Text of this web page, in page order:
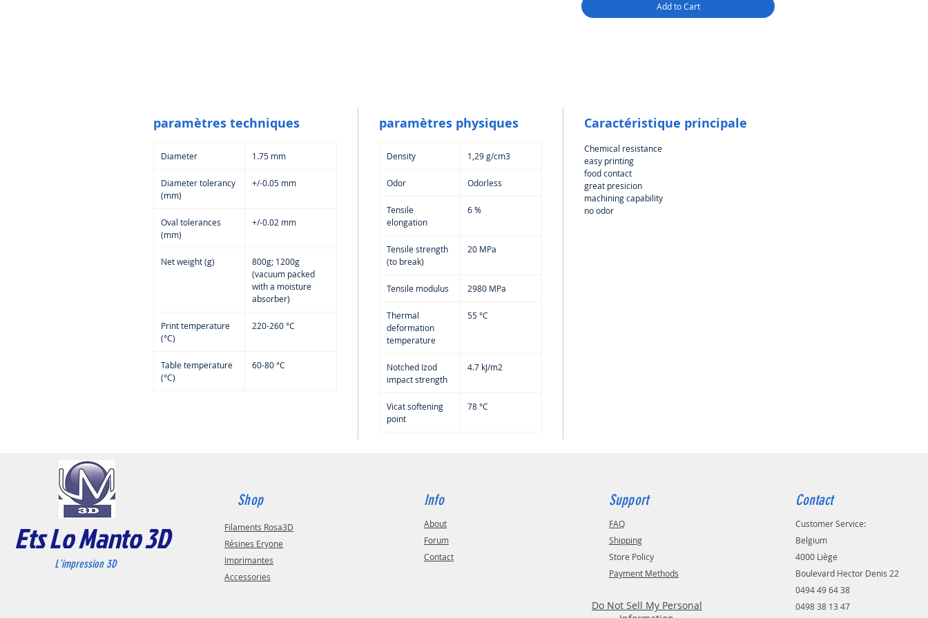
produits qui entrent en contact avec des
Add to Cart
paramètres techniques
Diameter 1.75 mm
Diameter tolerancy
(mm)
+/-0.05 mm
Oval tolerances
(mm)
+/-0.02 mm
Net weight (g)
800g; 1200g
(vacuum packed
with a moisture
absorber)
Print temperature
(°C)
220-260 °C
Table temperature
(°C)
60-80 °C
paramètres physiques
Density 1,29 g/cm3
Odor Odorless
Tensile
elongation
6 %
Tensile strength
(to break)
20 MPa
Tensile modulus 2980 MPa
Thermal
deformation
temperature
55 °C
Notched Izod
impact strength
4.7 kJ/m2
Vicat softening
point
78 °C
Caractéristique principale
Chemical resistance
easy printing
food contact
great presicion
machining capability
no odor
Ets Lo Manto 3D
L'impression 3D
Shop
Filaments Rosa3D
Résines Eryone
Imprimantes
Accessories
Info
About
Forum
Contact
Support
FAQ
Shipping
Store Policy
Payment Methods
Do Not Sell My Personal
Contact
Customer Service:
Belgium
4000 Liège
Boulevard Hector Denis 22
0494 49 64 38
0498 38 13 47